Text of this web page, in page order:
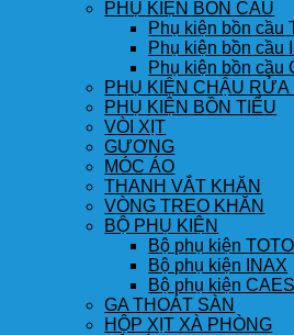
PHỤ KIỆN BỒN CẦU
Phụ kiện bồn cầu
Phụ kiện bồn cầu
Phụ kiện bồn cầu
PHỤ KIỆN CHẬU RỬA
PHỤ KIỆN BỒN TIỂU
VÒI XỊT
GƯƠNG
MÓC ÁO
THANH VẮT KHĂN
VÒNG TREO KHĂN
BỘ PHỤ KIỆN
Bộ phụ kiện TOTO
Bộ phụ kiện INAX
Bộ phụ kiện
GA THOÁT SÀN
HỘP XỊT XÀ PHÒNG